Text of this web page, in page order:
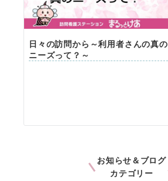
日々の訪問から～利用者さんの真の
ニーズって？～
お知らせ＆ブログ
カテゴリー